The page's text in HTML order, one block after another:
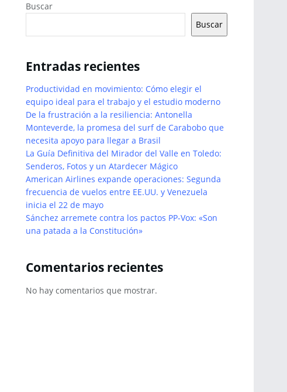
Buscar
Buscar
Entradas recientes
Productividad en movimiento: Cómo elegir el
equipo ideal para el trabajo y el estudio moderno
De la frustración a la resiliencia: Antonella
Monteverde, la promesa del surf de Carabobo que
necesita apoyo para llegar a Brasil
La Guía Definitiva del Mirador del Valle en Toledo:
Senderos, Fotos y un Atardecer Mágico
American Airlines expande operaciones: Segunda
frecuencia de vuelos entre EE.UU. y Venezuela
inicia el 22 de mayo
Sánchez arremete contra los pactos PP-Vox: «Son
una patada a la Constitución»
Comentarios recientes
No hay comentarios que mostrar.